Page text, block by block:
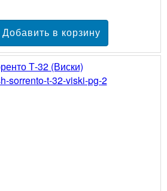
Т-32 (Виски)